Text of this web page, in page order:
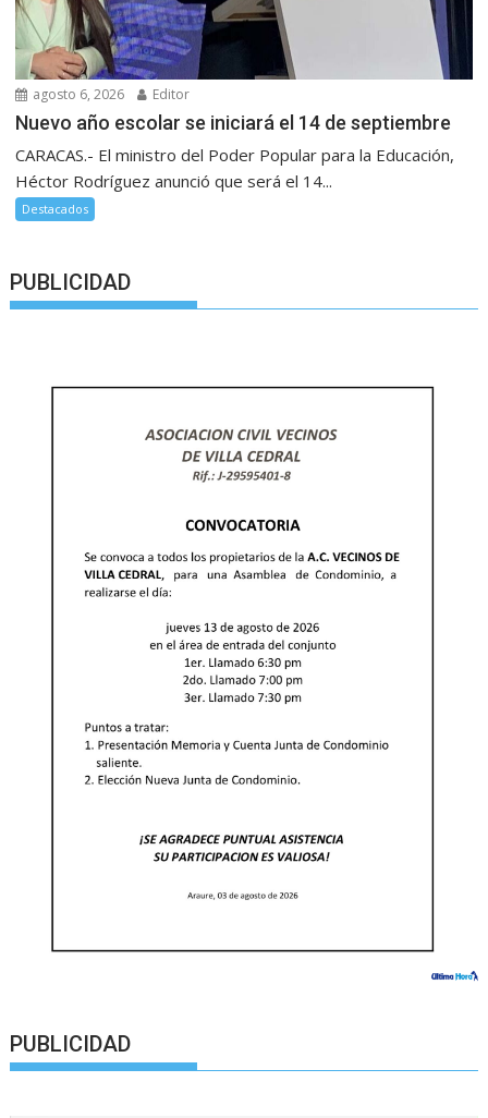
agosto 6, 2026 Editor
Nuevo año escolar se iniciará el 14 de septiembre
CARACAS.- El ministro del Poder Popular para la Educación,
Héctor Rodríguez anunció que será el 14...
Destacados
PUBLICIDAD
PUBLICIDAD